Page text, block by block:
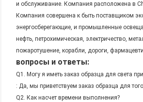
и обслуживание. Компания расположена в
Компания совершена к быть поставщиком
энергосберегающие, и промышленные
нефть, петрохимическая, электричество,
пожаротушение, корабли, дороги,
вопросы и ответы:
Q1. Могу я иметь заказ образца для света
: Да, мы приветствуем заказ образца для
Q2. Как насчет времени выполнения?